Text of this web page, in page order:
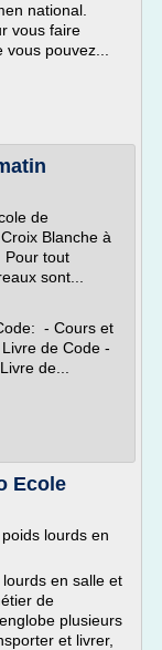
national.
vous faire
pouvez...
de
Blanche à
Pour tout
sont...
- Cours et
de Code -
de...
Ecole
lourds en
en salle et
de
plusieurs
et livrer,